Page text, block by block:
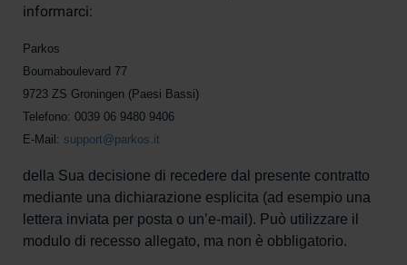
informarci:
Parkos
Boumaboulevard 77
9723 ZS Groningen (Paesi Bassi)
Telefono: 0039 06 9480 9406
E-Mail: support@parkos.it
della Sua decisione di recedere dal presente contratto
mediante una dichiarazione esplicita (ad esempio una
lettera inviata per posta o un’e-mail). Può utilizzare il
modulo di recesso allegato, ma non è obbligatorio.